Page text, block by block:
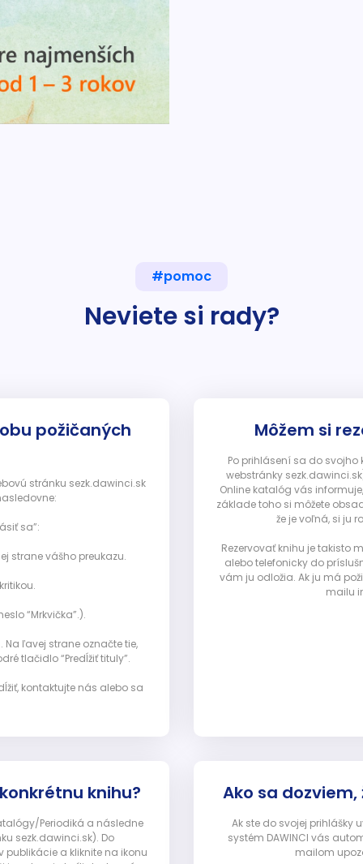
#pomoc
Neviete si rady?
požičaných
stránku sezk.dawinci.sk
sa”:
strane vášho preukazu.
“Mrkvička”.).
ľavej strane označte tie,
tlačidlo “Predĺžiť tituly”.
kontaktujte nás alebo sa
Môžem si
Po prihlásení sa do
webstránky
Online katalóg vás
základe toho si môžete
že je voľná, si ju
Rezervovať knihu je takisto
alebo telefonicky do
vám ju odložia. Ak ju má
mailu
knihu?
Periodiká a následne
sezk.dawinci.sk). Do
a kliknite na ikonu
Ako sa
Ak ste do svojej prihlášky
systém DAWINCI vás
mailom